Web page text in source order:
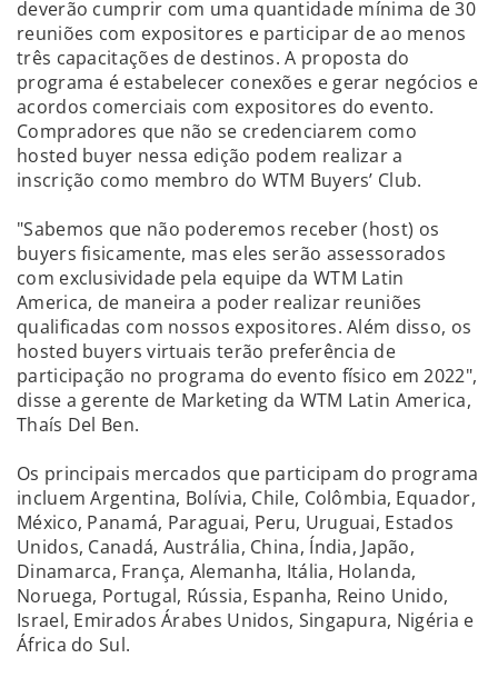
deverão cumprir com uma quantidade mínima de 30
reuniões com expositores e participar de ao menos
três capacitações de destinos. A proposta do
programa é estabelecer conexões e gerar negócios e
acordos comerciais com expositores do evento.
Compradores que não se credenciarem como
hosted buyer nessa edição podem realizar a
inscrição como membro do WTM Buyers’ Club.
"Sabemos que não poderemos receber (host) os
buyers fisicamente, mas eles serão assessorados
com exclusividade pela equipe da WTM Latin
America, de maneira a poder realizar reuniões
qualificadas com nossos expositores. Além disso, os
hosted buyers virtuais terão preferência de
participação no programa do evento físico em 2022",
disse a gerente de Marketing da WTM Latin America,
Thaís Del Ben.
Os principais mercados que participam do programa
incluem Argentina, Bolívia, Chile, Colômbia, Equador,
México, Panamá, Paraguai, Peru, Uruguai, Estados
Unidos, Canadá, Austrália, China, Índia, Japão,
Dinamarca, França, Alemanha, Itália, Holanda,
Noruega, Portugal, Rússia, Espanha, Reino Unido,
Israel, Emirados Árabes Unidos, Singapura, Nigéria e
África do Sul.